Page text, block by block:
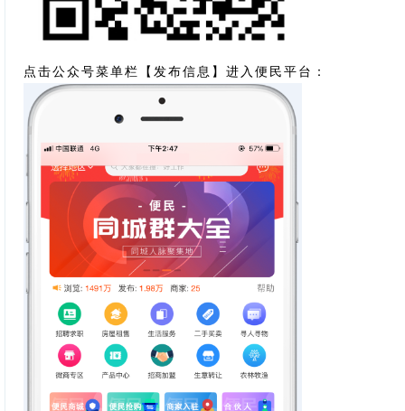
点击公众号菜单栏 【 发布信息】进入便民平台：